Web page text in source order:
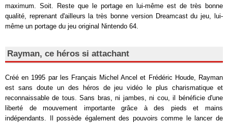
maximum. Soit. Reste que le portage en lui-même est de très bonne
qualité, reprenant d'ailleurs la très bonne version Dreamcast du jeu, lui-
même un portage du jeu original Nintendo 64.
Rayman, ce héros si attachant
Créé en 1995 par les Français Michel Ancel et Frédéric Houde, Rayman
est sans doute un des héros de jeu vidéo le plus charismatique et
reconnaissable de tous. Sans bras, ni jambes, ni cou, il bénéficie d'une
liberté de mouvement importante grâce à des pieds et mains
indépendants. Il possède également des pouvoirs comme le lancer de